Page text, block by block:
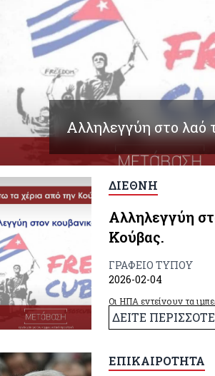
Αλληλεγγύη στο λαό
ΔΙΕΘΝΗ
Αλληλεγγύη
Κούβας.
ΓΡΑΦΕΙΟ ΤΥΠΟΥ
2026-02-04
Οι ΗΠΑ εντείνουν τα
σχέδια απέναντι στην
προαναγγείλει ο
Βενεζουέλας, Νικολας
έναν μήνα.
ΔΕΙΤΕ
ΕΠΙΚΑΙΡΟΤΗΤΑ